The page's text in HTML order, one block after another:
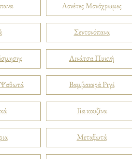
Λονέτες Μονόχρωμες
Σεντονόπανα
Λινάτσα Πυκνή
Βαμβακερά Ριγέ
Για κουζίνα
Μεταξωτά